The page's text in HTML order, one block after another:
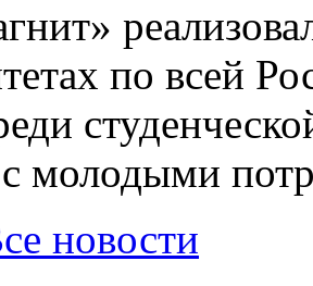
по всей
с молодыми
новости